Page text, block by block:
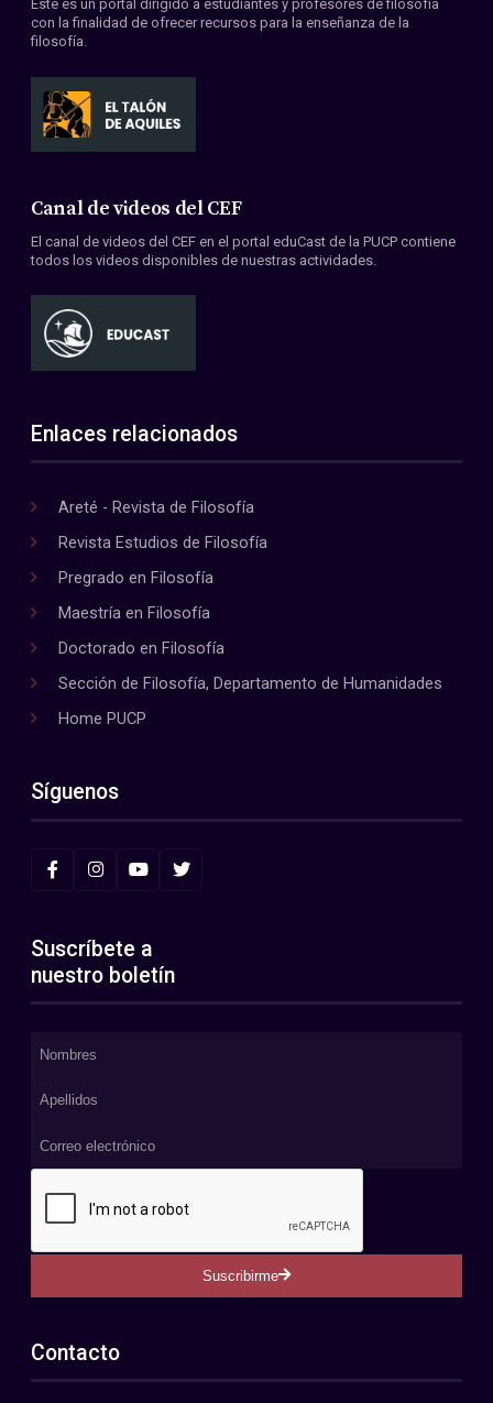
Este es un portal dirigido a estudiantes y profesores de filosofía
con la finalidad de ofrecer recursos para la enseñanza de la
filosofía.
Canal de videos del CEF
El canal de videos del CEF en el portal eduCast de la PUCP contiene
todos los videos disponibles de nuestras actividades.
Enlaces relacionados
Areté - Revista de Filosofía
Revista Estudios de Filosofía
Pregrado en Filosofía
Maestría en Filosofía
Doctorado en Filosofía
Sección de Filosofía, Departamento de Humanidades
Home PUCP
Síguenos
Suscríbete a
nuestro boletín
Suscribirme
Contacto